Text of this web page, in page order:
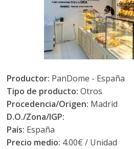
Productor: PanDome - España
Tipo de producto:Otros
Procedencia/Origen: Madrid
D.O./Zona/IGP:
País: España
Precio medio: 4.00€ / Unidad